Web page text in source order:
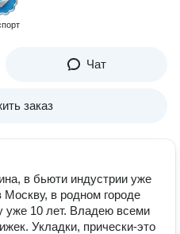
Чат
заказ
в бьюти индустрии уже
в родном городе
уже 10 лет. Владею всеми
Укладки, прически-это